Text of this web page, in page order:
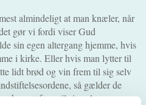
almindeligt at man knæler, når
gør vi fordi viser Gud
sin egen altergang hjemme, hvis
i kirke. Eller hvis man lytter til
lidt brød og vin frem til sig selv
så gælder de
har sat frem til sig selv